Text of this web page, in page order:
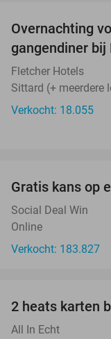
Overnachting
gangendiner
Fletcher Hotels
Sittard (+ meerdere
Verkocht: 18.055
Gratis kans op
Social Deal Win
Online
Verkocht: 183.827
2 heats karten
All In Echt